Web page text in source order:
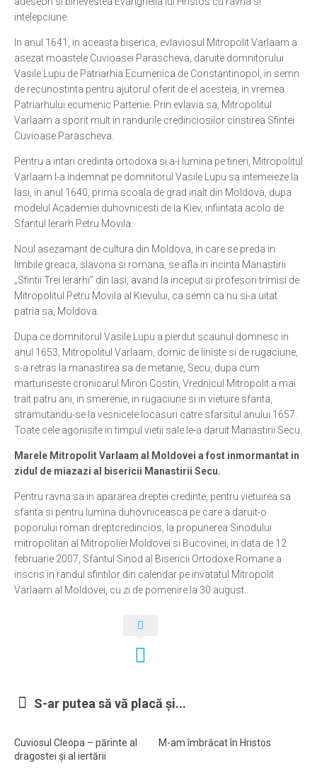
intelepciune.
In anul 1641, in aceasta biserica, evlaviosul Mitropolit Varlaam a
asezat moastele Cuvioasei Parascheva, daruite domnitorului
Vasile Lupu de Patriarhia Ecumenica de Constantinopol, in semn
de recunostinta pentru ajutorul oferit de el acesteia, in vremea
Patriarhului ecumenic Partenie. Prin evlavia sa, Mitropolitul
Varlaam a sporit mult in randurile credinciosilor cinstirea Sfintei
Cuvioase Parascheva.
Pentru a intari credinta ortodoxa si a-i lumina pe tineri, Mitropolitul
Varlaam l-a indemnat pe domnitorul Vasile Lupu sa intemeieze la
lasi, in anul 1640, prima scoala de grad inalt din Moldova, dupa
modelul Academiei duhovnicesti de la Kiev, infiintata acolo de
Sfantul Ierarh Petru Movila.
Noul asezamant de cultura din Moldova, in care se preda in
limbile greaca, slavona si romana, se afla in incinta Manastirii
„Sfintii Trei Ierarhi” din Iasi, avand la inceput si profesori trimisi de
Mitropolitul Petru Movila al Kievului, ca semn ca nu si-a uitat
patria sa, Moldova.
Dupa ce domnitorul Vasile Lupu a pierdut scaunul domnesc in
anul 1653, Mitropolitul Varlaam, dornic de liniste si de rugaciune,
s-a retras la manastirea sa de metanie, Secu, dupa cum
marturiseste cronicarul Miron Costin, Vrednicul Mitropolit a mai
trait patru ani, in smerenie, in rugaciune si in vietuire sfanta,
stramutandu-se la vesnicele locasuri catre sfarsitul anului 1657.
Toate cele agonisite in timpul vietii sale le-a daruit Manastirii Secu.
Marele Mitropolit Varlaam al Moldovei a fost inmormantat in
zidul de miazazi al bisericii Manastirii Secu.
Pentru ravna sa in apararea dreptei credinte, pentru vietuirea sa
sfanta si pentru lumina duhovniceasca pe care a daruit-o
poporului roman dreptcredincios, la propunerea Sinodului
mitropolitan al Mitropoliei Moldovei si Bucovinei, in data de 12
februarie 2007, Sfantul Sinod al Bisericii Ortodoxe Romane a
inscris in randul sfintilor din calendar pe invatatul Mitropolit
Varlaam al Moldovei, cu zi de pomenire la 30 august.
S-ar putea să vă placă și...
Cuviosul Cleopa – părinte al
dragostei şi al iertării
M-am îmbrăcat în Hristos